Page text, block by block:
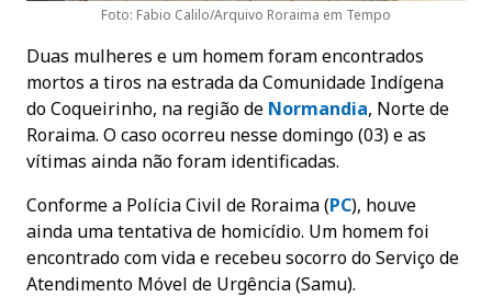
Foto: Fabio Calilo/Arquivo Roraima em Tempo
Duas mulheres e um homem foram encontrados
mortos a tiros na estrada da Comunidade Indígena
do Coqueirinho, na região de Normandia, Norte de
Roraima. O caso ocorreu nesse domingo (03) e as
vítimas ainda não foram identificadas.
Conforme a Polícia Civil de Roraima (PC), houve
ainda uma tentativa de homicídio. Um homem foi
encontrado com vida e recebeu socorro do Serviço de
Atendimento Móvel de Urgência (Samu).